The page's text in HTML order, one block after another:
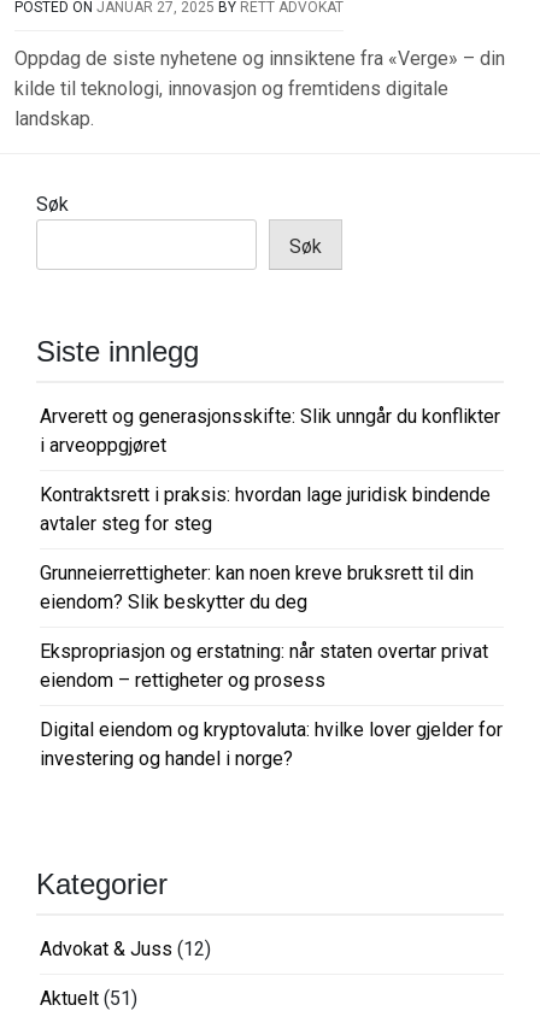
POSTED ON JANUAR 27, 2025 BY RETT ADVOKAT
Oppdag de siste nyhetene og innsiktene fra «Verge» – din
kilde til teknologi, innovasjon og fremtidens digitale
landskap.
Søk
Søk
Siste innlegg
Arverett og generasjonsskifte: Slik unngår du konflikter
i arveoppgjøret
Kontraktsrett i praksis: hvordan lage juridisk bindende
avtaler steg for steg
Grunneierrettigheter: kan noen kreve bruksrett til din
eiendom? Slik beskytter du deg
Ekspropriasjon og erstatning: når staten overtar privat
eiendom – rettigheter og prosess
Digital eiendom og kryptovaluta: hvilke lover gjelder for
investering og handel i norge?
Kategorier
Advokat & Juss (12)
Aktuelt (51)